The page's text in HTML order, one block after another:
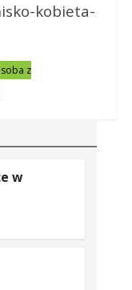
kobieta-
z
w